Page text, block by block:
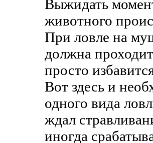
Выжидать
животного
При ловле на
должна
просто
Вот здесь и
одного вида
ждал
иногда